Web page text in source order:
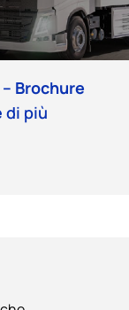
Brochure
di più